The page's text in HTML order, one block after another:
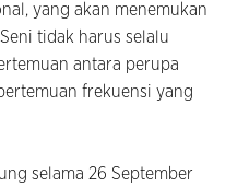
yang akan menemukan
tidak harus selalu
antara perupa
frekuensi yang
selama 26 September